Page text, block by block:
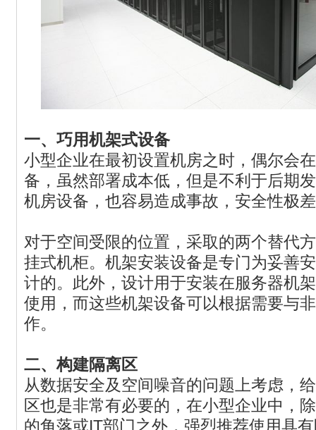
一、巧用机架式设备
小型企业在最初设置机房之时，偶尔会
备，虽然部署成本低，但是不利于后期
机房设备，也容易造成事故，安全性极
对于空间受限的位置，采取的两个替代
挂式机柜。机架安装设备是专门为妥善
计的。此外，设计用于安装在服务器机
使用，而这些机架设备可以根据需要与
作。
二、构建隔离区
从数据安全及空间噪音的问题上考虑，
区也是非常有必要的，在小型企业中，
的角落或IT部门之外，强烈推荐使用具